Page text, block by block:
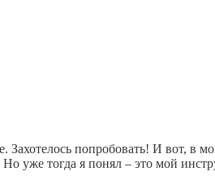
попробовать! И вот, в
Но уже тогда я понял – это мой